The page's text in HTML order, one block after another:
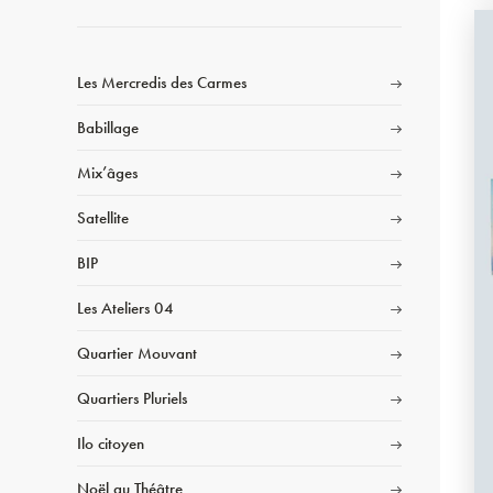
Les Mercredis des Carmes
Babillage
Mix’âges
Satellite
BIP
Les Ateliers 04
Quartier Mouvant
Quartiers Pluriels
Ilo citoyen
Noël au Théâtre